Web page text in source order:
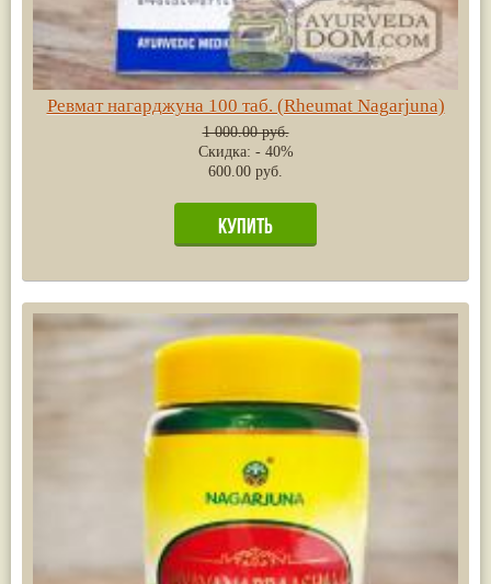
Ревмат нагарджуна 100 таб. (Rheumat Nagarjuna)
1 000.00 руб.
Скидка: - 40%
600.00 руб.